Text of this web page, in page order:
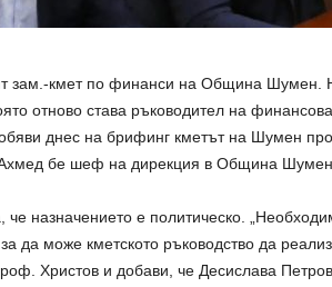
зам.-кмет по финанси на Община Шумен.
отново става ръководител на
днес на брифинг кметът на Шумен
бе шеф на дирекция в Община
назначението е политическо.
да може кметското ръководство да
Христов и добави, че Десислава